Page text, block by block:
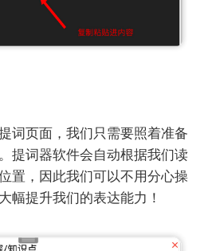
词页面，我们只需要照着准备
提词器软件会自动根据我们读
置，因此我们可以不用分心操
幅提升我们的表达能力！